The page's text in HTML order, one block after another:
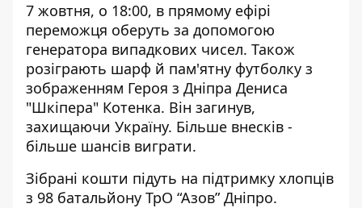
7 жовтня, о 18:00, в прямому ефірі
переможця оберуть за допомогою
генератора випадкових чисел. Також
розіграють шарф й пам'ятну футболку з
зображенням Героя з Дніпра Дениса
"Шкіпера" Котенка. Він загинув,
захищаючи Україну. Більше внесків -
більше шансів виграти.
Зібрані кошти підуть на підтримку хлопців
з 98 батальйону ТрО “Азов” Дніпро.